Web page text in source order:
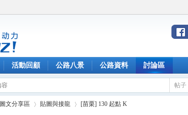
活動回顧 公路八景 公路資料 討論區
帖子
圖文分享區 貼圖與接龍 [苗栗] 130 起點 K